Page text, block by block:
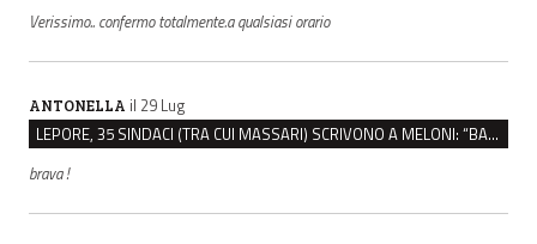
Verissimo.. confermo totalmente.a qualsiasi orario
ANTONELLA il 29 Lug
LEPORE, 35 SINDACI (TRA CUI MASSARI) SCRIVONO A MELONI: “BASTA ATTACCHI ISTITUZIONALI”
brava !